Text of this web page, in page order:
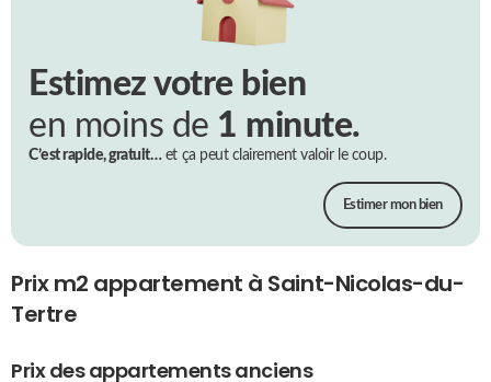
Estimez votre bien
en moins de 1 minute.
C’est rapide, gratuit…et ça peut clairement valoir le coup.
Estimer mon bien
Prix m2 appartement à Saint-Nicolas-du-
Tertre
Prix des appartements anciens